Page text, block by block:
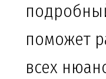
поможет
всех